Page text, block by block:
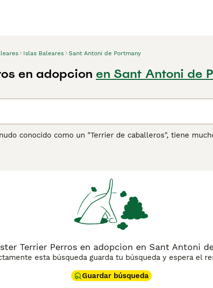
Islas Baleares Sant Antoni de Portmany
en adopcion en Sant Antoni de
conocido como un "Terrier de caballeros", tiene
flyball, por nombrar solo una de las actividades en las
Terrier Perros en adopcion en Sant Antoni
esta búsqueda guarda tu búsqueda y espera el
Guardar búsqueda